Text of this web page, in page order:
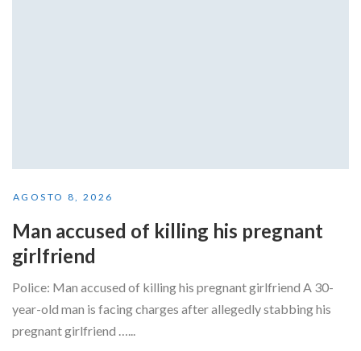
AGOSTO 8, 2026
Man accused of killing his pregnant
girlfriend
Police: Man accused of killing his pregnant girlfriend A 30-
year-old man is facing charges after allegedly stabbing his
pregnant girlfriend …...